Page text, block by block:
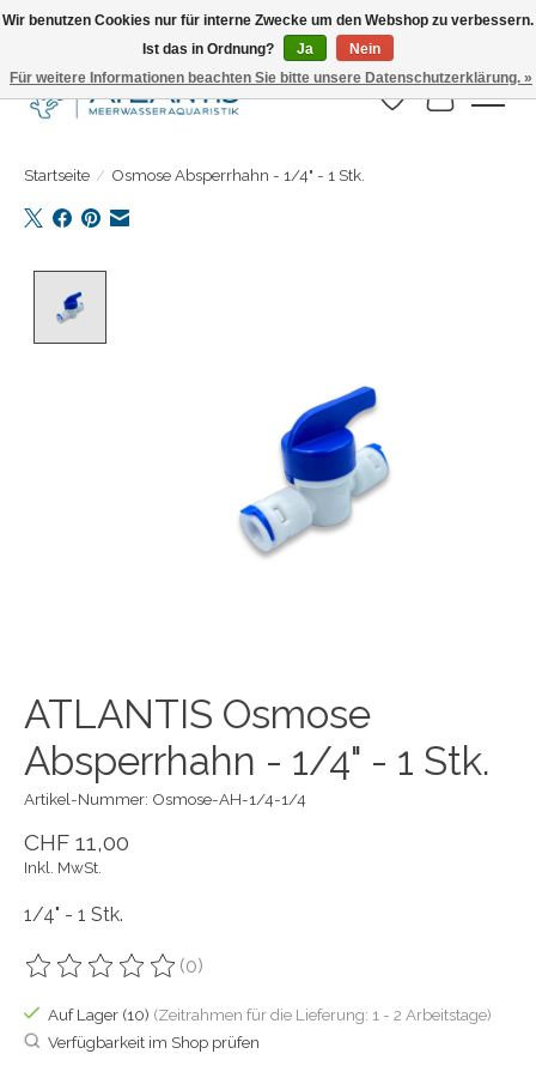
Täglicher Versand. Bestelle bis 15.00 Uhr
Wunschzettel
Ihr
Startseite / Osmose Absperrhahn - 1/4" - 1 Stk.
ATLANTIS Osmose
Absperrhahn - 1/4" - 1 Stk.
Artikel-Nummer: Osmose-AH-1/4-1/4
CHF 11,00
Inkl. MwSt.
1/4" - 1 Stk.
Die Bewertung dieses Produkts ist
(0)
Auf Lager (10) (Zeitrahmen für die Lieferung: 1 - 2 Arbeitstage)
Verfügbarkeit im Shop prüfen
Wir benutzen Cookies nur für interne Zwecke um den Webshop zu verbessern.
Ist das in Ordnung?
Ja
Nein
Für weitere Informationen beachten Sie bitte unsere Datenschutzerklärung. »